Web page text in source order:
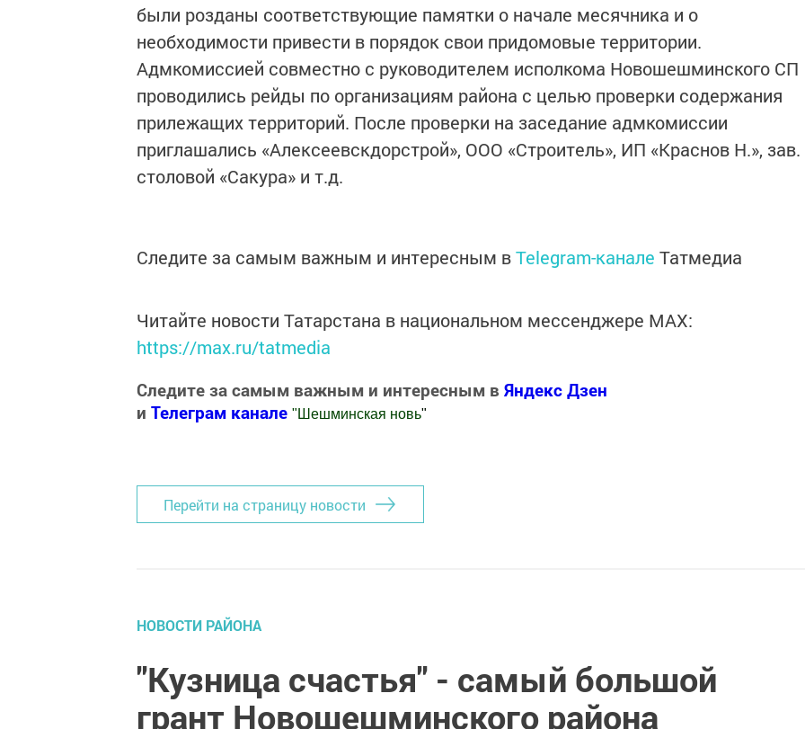
были розданы соответствующие памятки о начале месячника и о
необходимости привести в порядок свои придомовые территории.
Адмкомиссией совместно с руководителем исполкома Новошешминского СП
проводились рейды по организациям района с целью проверки содержания
прилежащих территорий. После проверки на заседание адмкомиссии
приглашались «Алексеевскдорстрой», ООО «Строитель», ИП «Краснов Н.», зав.
столовой «Сакура» и т.д.
Следите за самым важным и интересным вTelegram-канале Татмедиа
Читайте новости Татарстана в национальном мессенджере MАХ:
https://max.ru/tatmedia
Следите за самым важным и интересным в Яндекс Дзен
и Телеграм канале " Шешминская новь"
Перейти на страницу новости
НОВОСТИ РАЙОНА
"Кузница счастья" - самый большой
грант Новошешминского района